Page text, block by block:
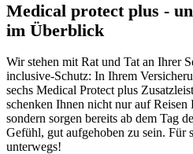
Medical protect plus -
im Überblick
Wir stehen mit Rat und Tat an Ihrer
inclusive-Schutz: In Ihrem
sechs Medical Protect plus
schenken Ihnen nicht nur auf
sondern sorgen bereits ab dem Tag
Gefühl, gut aufgehoben zu sein. Für
unterwegs!